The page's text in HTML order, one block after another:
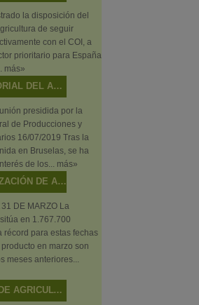
la disposición del
de seguir
con el COI, a
prioritario para España
más»
LA MESA SECTORIAL DEL ACEITE DE OLIVA Y LA ACEITUNA DE MESA ANALIZA LA SITUACIÓN DEL SECTOR Y LAS ACTUACIONES DEL MINISTERIO EN RELACIÓN CON LOS MECANISMOS DE AUTORREGULACIÓN
presidida por la
de Producciones y
16/07/2019 Tras la
en Bruselas, se ha
de los... más»
LA COMERCIALIZACIÓN DE ACEITE DE OLIVA ALCANZA NIVELES MÁXIMOS EN EL ECUADOR DE LA CAMPAÑA
31 DE MARZO La
en 1.767.700
récord para estas fechas
en marzo son
meses anteriores...
EL MINISTERIO DE AGRICULTURA, PESCA Y ALIMENTACIÓN PROMOCIONA BAJO EL CONCEPTO “ALIMENTOS DE ESPAÑA” LOS VINOS, ACEITES Y PRODUCTOS PESQUEROS EN EL SALÓN DE GOURMETS 2019